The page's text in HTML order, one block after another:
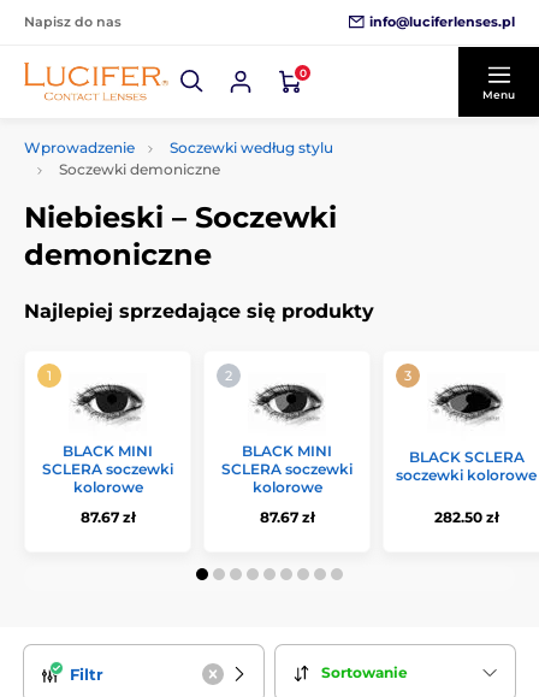
Napisz do nas info@luciferlenses.pl
0
Menu
Wprowadzenie
Soczewki według stylu
Soczewki demoniczne
Niebieski – Soczewki
demoniczne
Najlepiej sprzedające się produkty
BLACK MINI
SCLERA soczewki
kolorowe
87.67 zł
BLACK MINI
SCLERA soczewki
kolorowe
87.67 zł
BLACK SCLERA
soczewki kolorowe
282.50 zł
Filtr Sortowanie